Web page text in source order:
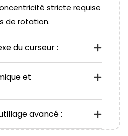
stricte requise
de rotation.
du curseur :
et
avancé :